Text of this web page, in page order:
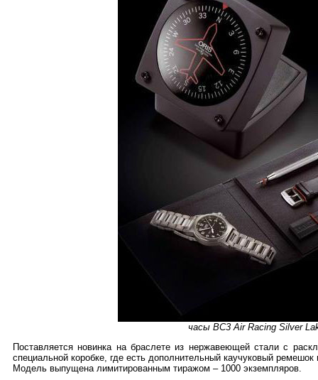
часы BC3 Air Racing Silver
Поставляется новинка на браслете из нержавеющей стали с
специальной коробке, где есть дополнительный каучуковый
Модель выпущена лимитированным тиражом – 1000 экземпляров.